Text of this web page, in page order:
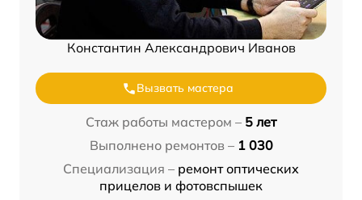
Константин Александрович Иванов
Вызвать мастера
Стаж работы мастером – 5 лет
Выполнено ремонтов – 1 030
Специализация – ремонт оптических
прицелов и фотовспышек